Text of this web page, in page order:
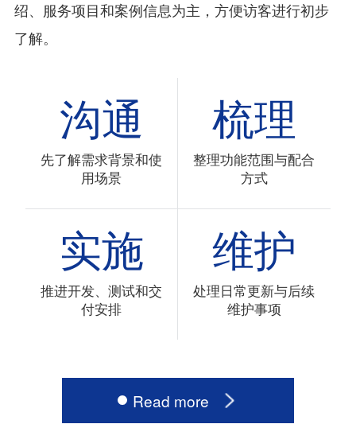
绍、服务项目和案例信息为主，方便访客进行初步
了解。
沟通
先了解需求背景和使
用场景
梳理
整理功能范围与配合
方式
实施
推进开发、测试和交
付安排
维护
处理日常更新与后续
维护事项
Read more